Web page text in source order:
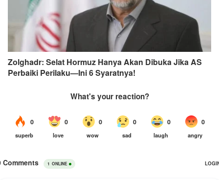
Zolghadr: Selat Hormuz Hanya Akan Dibuka Jika AS
Perbaiki Perilaku—Ini 6 Syaratnya!